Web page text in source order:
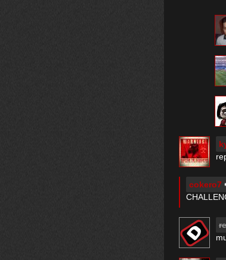
cokero7